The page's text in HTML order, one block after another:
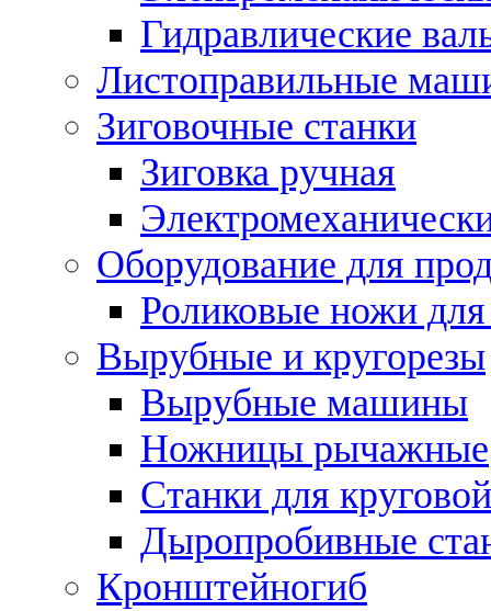
Гидравлические
Листоправильные
Зиговочные станки
Зиговка ручная
Оборудование для
Роликовые ножи для
Вырубные и кругорезы
Вырубные машины
Ножницы рычажные
Станки для
Дыропробивные
Кронштейногиб